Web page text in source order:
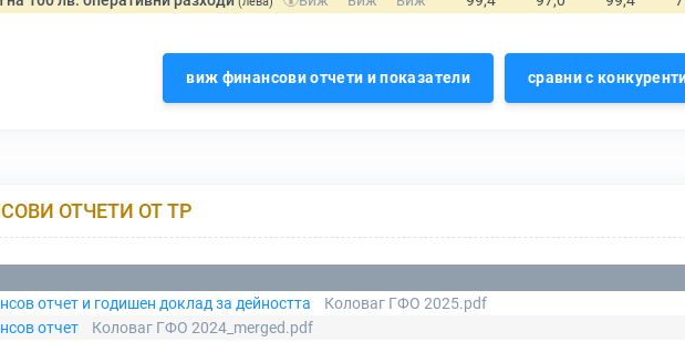
виж финансови отчети и показатели сравни с
ОТЧЕТИ ОТ ТР
отчет и годишен доклад за дейността
Коловаг ГФО 2025.pdf
отчет
Коловаг ГФО 2024_merged.pdf